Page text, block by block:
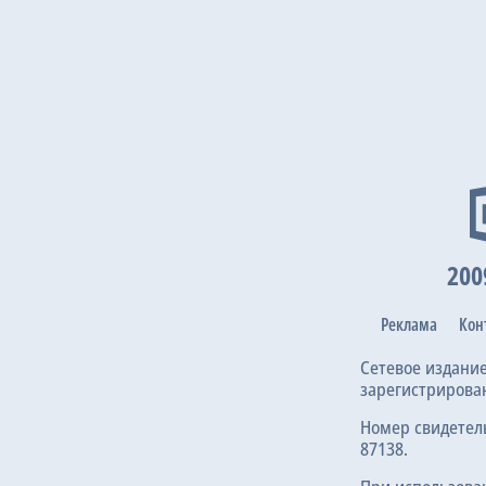
Реклама
Сетевое
Номер
87138.